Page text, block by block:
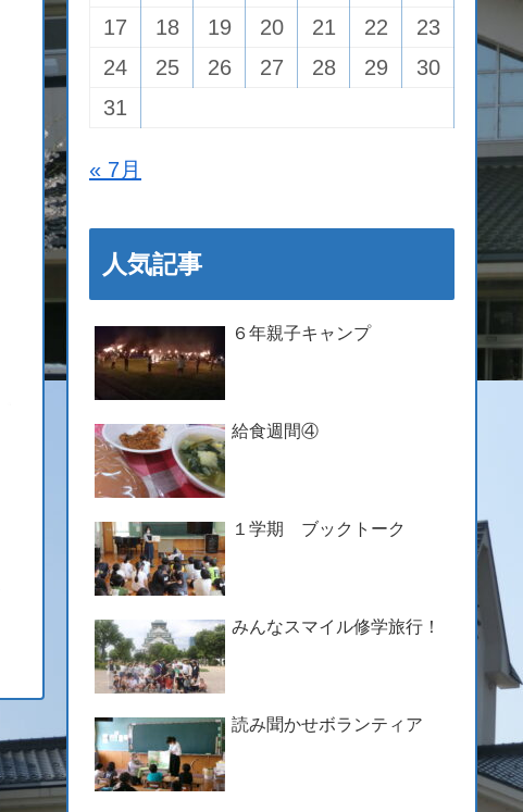
17
18 19 20 21 22
23
24
25 26 27 28 29
30
31
« 7月
人気記事
６年親子キャンプ
給食週間④
１学期 ブックトーク
みんなスマイル修学旅行！
読み聞かせボランティア